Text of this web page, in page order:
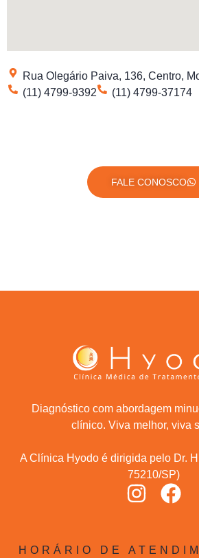
Rua Olegário Paiva, 136, Centro,
(11) 4799-9392
(11) 4799-37174
FALE CONOSCO
Diagnóstico com abordagem
clínico. Viva melhor, viva
A Clínica Hyodo é dirigida pelo Dr.
75210/SP)
HORÁRIO DE